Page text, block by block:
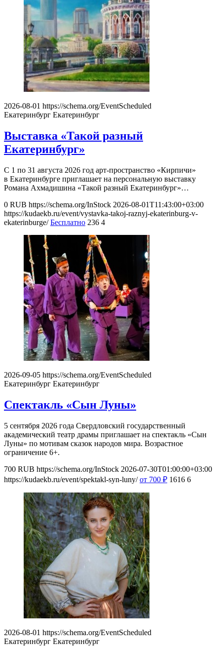
2026-08-01 https://schema.org/EventScheduled
Екатеринбург Екатеринбург
Выставка «Такой разный
Екатеринбург»
С 1 по 31 августа 2026 год арт-пространство «Кирпичи»
в Екатеринбурге приглашает на персональную выставку
Романа Ахмадишина «Такой разный Екатеринбург»…
0 RUB https://schema.org/InStock 2026-08-01T11:43:00+03:00
https://kudaekb.ru/event/vystavka-takoj-raznyj-ekaterinburg-v-
ekaterinburge/ Бесплатно 236 4
2026-09-05 https://schema.org/EventScheduled
Екатеринбург Екатеринбург
Спектакль «Сын Луны»
5 сентября 2026 года Свердловский государственный
академический театр драмы приглашает на спектакль «Сын
Луны» по мотивам сказок народов мира. Возрастное
ограничение 6+.
700 RUB https://schema.org/InStock 2026-07-30T01:00:00+03:00
https://kudaekb.ru/event/spektakl-syn-luny/ от 700 ₽ 1616 6
2026-08-01 https://schema.org/EventScheduled
Екатеринбург Екатеринбург